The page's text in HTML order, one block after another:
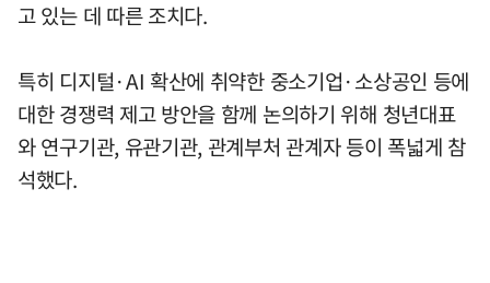
고 있는 데 따른 조치다.
특히 디지털·AI 확산에 취약한 중소기업·소상공인 등에
대한 경쟁력 제고 방안을 함께 논의하기 위해 청년대표
와 연구기관, 유관기관, 관계부처 관계자 등이 폭넓게 참
석했다.